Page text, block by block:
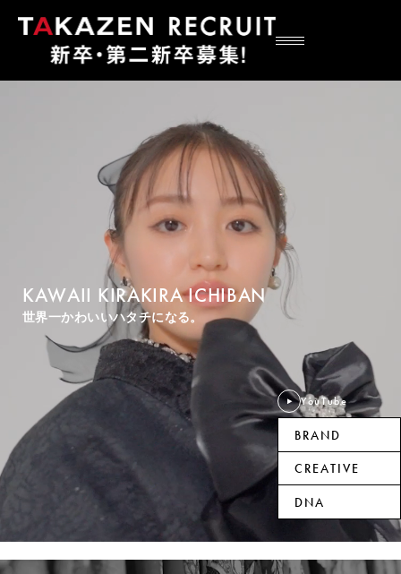
KAWAII KIRAKIRA ICHIBAN
世界一かわいいハタチになる。
YouTube
BRAND
CREATIVE
DNA